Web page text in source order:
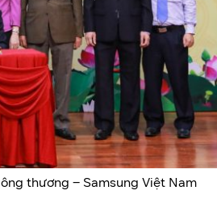
thương – Samsung Việt Nam